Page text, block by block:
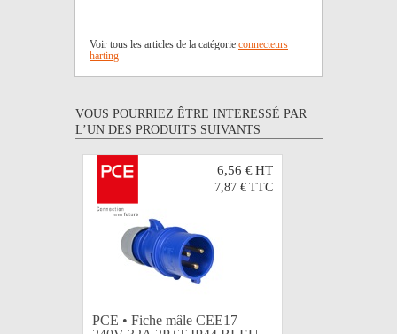
Voir tous les articles de la catégorie connecteurs
harting
VOUS POURRIEZ ÊTRE INTERESSÉ PAR
L’UN DES PRODUITS SUIVANTS
6,56 €HT
7,87 € TTC
PCE • Fiche mâle CEE17